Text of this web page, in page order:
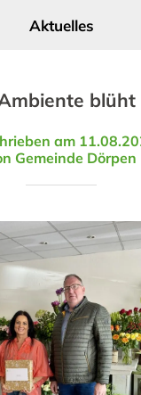
Aktuelles
am
Gemeinde Dörpen